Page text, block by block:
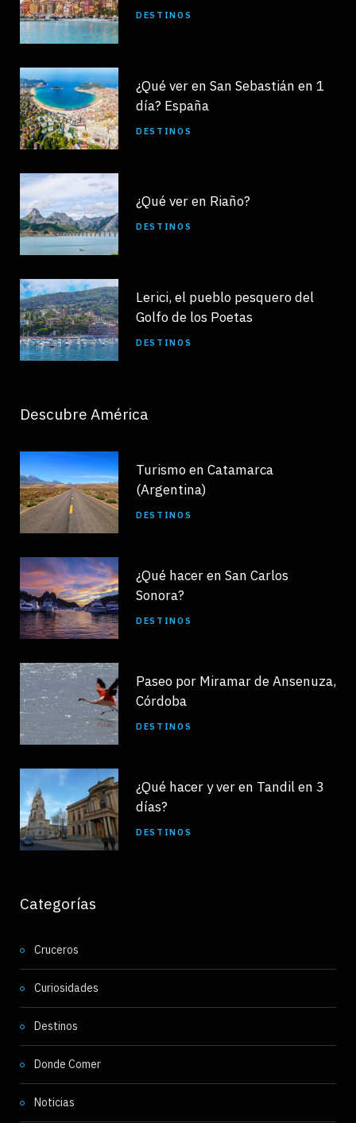
DESTINOS
¿Qué ver en San Sebastián en 1
día? España
DESTINOS
¿Qué ver en Riaño?
DESTINOS
Lerici, el pueblo pesquero del
Golfo de los Poetas
DESTINOS
Descubre América
Turismo en Catamarca
(Argentina)
DESTINOS
¿Qué hacer en San Carlos
Sonora?
DESTINOS
Paseo por Miramar de Ansenuza,
Córdoba
DESTINOS
¿Qué hacer y ver en Tandil en 3
días?
DESTINOS
Categorías
Cruceros
Curiosidades
Destinos
Donde Comer
Noticias